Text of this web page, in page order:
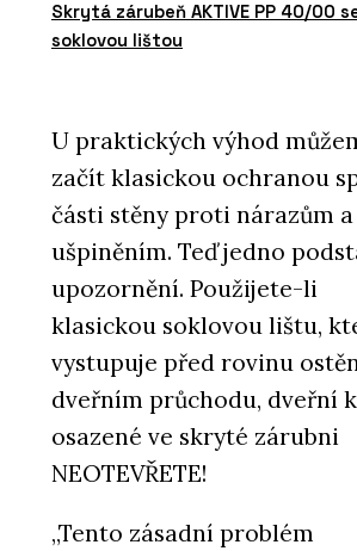
Skrytá zárubeň AKTIVE PP 40/00
soklovou lištou
U praktických výhod
začít klasickou ochranou
části stěny proti nárazům a
ušpiněním. Teď jedno
upozornění. Použijete-li
klasickou soklovou lištu,
vystupuje před rovinu
dveřním průchodu, dveřní
osazené ve skryté zárubni
NEOTEVŘETE!
„Tento zásadní problém